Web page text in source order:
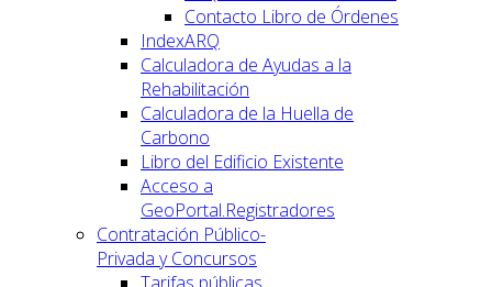
Contacto Libro de Órdenes
IndexARQ
Calculadora de Ayudas a la
Rehabilitación
Calculadora de la Huella de
Carbono
Libro del Edificio Existente
Acceso a
GeoPortal.Registradores
Contratación Público-
Privada y Concursos